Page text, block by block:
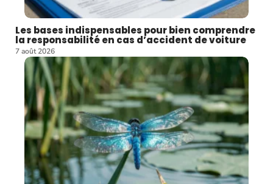
Les bases indispensables pour bien comprendre
la responsabilité en cas d’accident de voiture
7 août 2026